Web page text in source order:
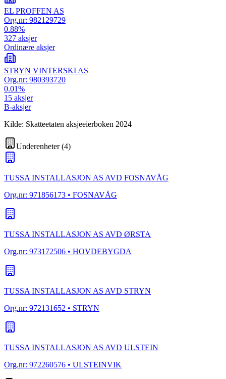
EL PROFFEN AS
Org.nr: 982129729
0.88%
327 aksjer
Ordinære aksjer
STRYN VINTERSKI AS
Org.nr: 980393720
0.01%
15 aksjer
B-aksjer
Kilde: Skatteetaten aksjeeierboken 2024
Underenheter(4)
TUSSA INSTALLASJON AS AVD FOSNAVÅG
Org.nr: 971856173 • FOSNAVÅG
TUSSA INSTALLASJON AS AVD ØRSTA
Org.nr: 973172506 • HOVDEBYGDA
TUSSA INSTALLASJON AS AVD STRYN
Org.nr: 972131652 • STRYN
TUSSA INSTALLASJON AS AVD ULSTEIN
Org.nr: 972260576 • ULSTEINVIK